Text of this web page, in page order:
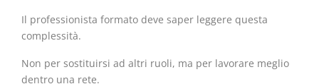
Il professionista formato deve saper leggere questa
complessità.
Non per sostituirsi ad altri ruoli, ma per lavorare meglio
dentro una rete.